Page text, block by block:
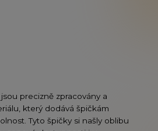
precizně zpracovány a
který dodává špičkám
Tyto špičky si našly oblibu